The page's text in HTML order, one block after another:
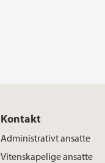
Kontakt
Administrativt ansatte
Vitenskapelige ansatte